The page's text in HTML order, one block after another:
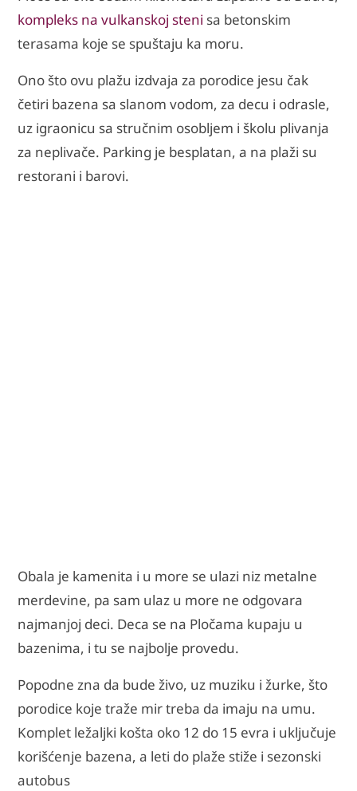
kompleks na vulkanskoj steni sa betonskim
terasama koje se spuštaju ka moru.
Ono što ovu plažu izdvaja za porodice jesu čak
četiri bazena sa slanom vodom, za decu i odrasle,
uz igraonicu sa stručnim osobljem i školu plivanja
za neplivače. Parking je besplatan, a na plaži su
restorani i barovi.
Obala je kamenita i u more se ulazi niz metalne
merdevine, pa sam ulaz u more ne odgovara
najmanjoj deci. Deca se na Pločama kupaju u
bazenima, i tu se najbolje provedu.
Popodne zna da bude živo, uz muziku i žurke, što
porodice koje traže mir treba da imaju na umu.
Komplet ležaljki košta oko 12 do 15 evra i uključuje
korišćenje bazena, a leti do plaže stiže i sezonski
autobus